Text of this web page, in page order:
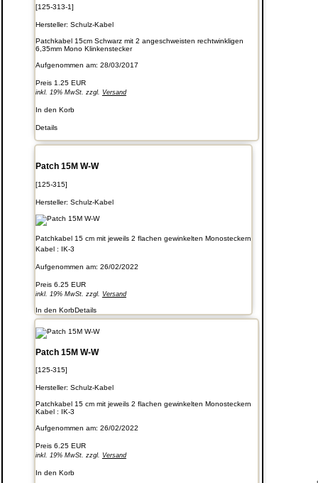
[125-313-1]
Hersteller: Schulz-Kabel
Patchkabel 15cm Schwarz mit 2 angeschweisten rechtwinkligen
6,35mm Mono Klinkenstecker
Aufgenommen am: 28/03/2017
Preis 1.25 EUR
inkl. 19% MwSt. zzgl. Versand
In den Korb
Details
Patch 15M W-W
[125-315]
Hersteller: Schulz-Kabel
Patchkabel 15 cm mit jeweils 2 flachen gewinkelten Monosteckern
Kabel : IK-3
Aufgenommen am: 26/02/2022
Preis 6.25 EUR
inkl. 19% MwSt. zzgl. Versand
In den KorbDetails
Patch 15M W-W
[125-315]
Hersteller: Schulz-Kabel
Patchkabel 15 cm mit jeweils 2 flachen gewinkelten Monosteckern
Kabel : IK-3
Aufgenommen am: 26/02/2022
Preis 6.25 EUR
inkl. 19% MwSt. zzgl. Versand
In den Korb